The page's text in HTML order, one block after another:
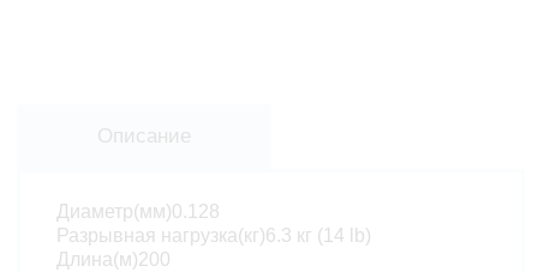
Описание
Диаметр(мм)0.128
Разрывная нагрузка(кг)6.3 кг (14 lb)
Длина(м)200